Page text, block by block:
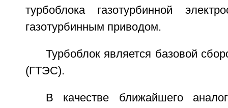
турбоблока газотурбинной
газотурбинным приводом.
Турбоблок является базовой
(ГТЭС).
В качестве ближайшего